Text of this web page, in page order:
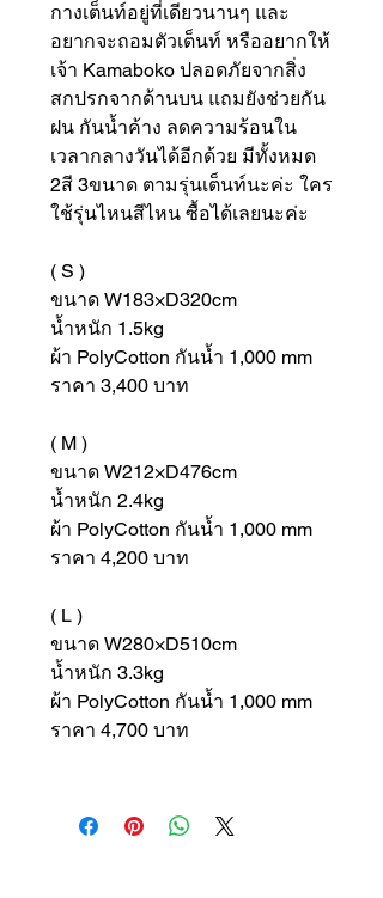
กางเต็นท์อยู่ที่เดียวนานๆ และ
อยากจะถอมตัวเต็นท์ หรืออยากให้
เจ้า Kamaboko ปลอดภัยจากสิ่ง
สกปรกจากด้านบน แถมยังช่วยกัน
ฝน กันน้ำค้าง ลดความร้อนใน
เวลากลางวันได้อีกด้วย มีทั้งหมด
2สี 3ขนาด ตามรุ่นเต็นท์นะค่ะ ใคร
ใช้รุ่นไหนสีไหน ซื้อได้เลยนะค่ะ
( S )
ขนาด W183×D320cm
น้ำหนัก 1.5kg
ผ้า PolyCotton กันน้ำ 1,000 mm
ราคา 3,400 บาท
( M )
ขนาด W212×D476cm
น้ำหนัก 2.4kg
ผ้า PolyCotton กันน้ำ 1,000 mm
ราคา 4,200 บาท
( L )
ขนาด W280×D510cm
น้ำหนัก 3.3kg
ผ้า PolyCotton กันน้ำ 1,000 mm
ราคา 4,700 บาท